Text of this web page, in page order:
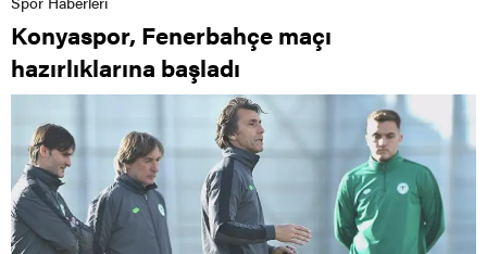
Konyaspor, Fenerbahçe maçı
hazırlıklarına başladı